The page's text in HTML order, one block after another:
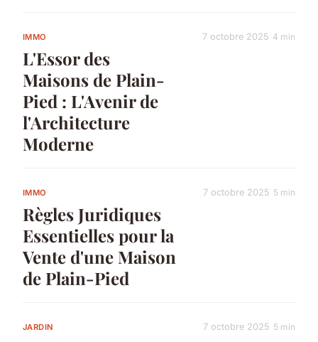
IMMO
L'Essor des
Maisons de Plain-
Pied : L'Avenir de
l'Architecture
Moderne
7 octobre 2025 4 min
IMMO
Règles Juridiques
Essentielles pour la
Vente d'une Maison
de Plain-Pied
7 octobre 2025 5 min
JARDIN 7 octobre 2025 5 min